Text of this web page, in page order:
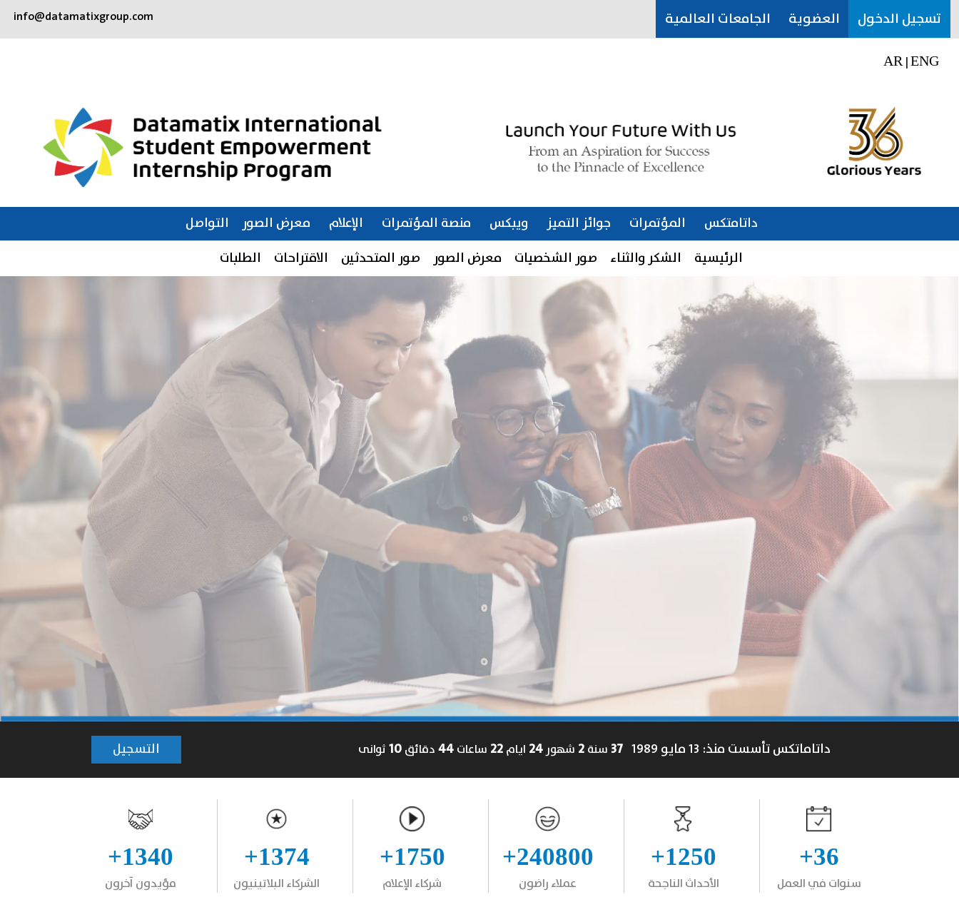
info@datamatixgroup.com الجامعات العالمية العضوية تسجيل الدخول
AR|ENG
داتامتكس المؤتمرات جوائز التميز ويبكس منصة المؤتمرات الإعلام معرض الصور
التواصل
الرئيسية
الشكر والثناء صور الشخصيات معرض الصور صور المتحدثين الاقتراحات الطلبات
داتاماتكس تأسست منذ: 13 مايو 1989 37 سنة 2 شهور 24 ايام 22 ساعات 44 دقائق 11 ثوانى التسجيل
36+
سنوات في العمل
1250+
الأحداث الناجحة
240800+
عملاء راضون
1750+
شركاء الإعلام
1374+
الشركاء البلاتينيون
1340+
مؤيدون آخرون